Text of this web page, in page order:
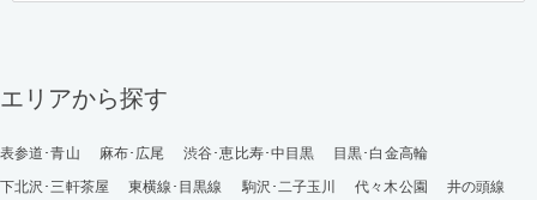
エリアから探す
表参道･青山 麻布･広尾 渋谷･恵比寿･中目黒
目黒･白金高輪
下北沢･三軒茶屋
東横線･目黒線 駒沢･二子玉川 代々木公園
井の頭線